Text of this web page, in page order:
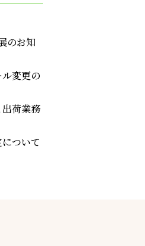
のお知
ル変更の
出荷業務
について